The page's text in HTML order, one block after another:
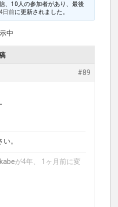
、10人の参加者があり、最後
日前に更新されました。
中
#89
。
が4年、 1ヶ月前に変